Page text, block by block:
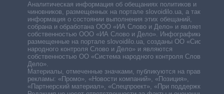
Аналитическая информация об обещаниях политиков и
чиновников, размещенных на портале slovoidilo.ua, а также
информация о состоянии выполнения этих обещаний,
собрана и обработана ООО «ИА Слово и Дело» и является
собственностью ООО «ИА Слово и Дело». Инфографики,
размещенные на портале slovoidilo.ua, созданы ОО «Система
народного контроля Слово и Дело» и являются
собственностью ОО «Система народного контроля Слово и
Дело».
Материалы, отмеченные значками, публикуются на правах
рекламы: «Промо», «Новости компаний», «Позиция»,
«Партнерский материал», «Спецпроект», «При поддержке».